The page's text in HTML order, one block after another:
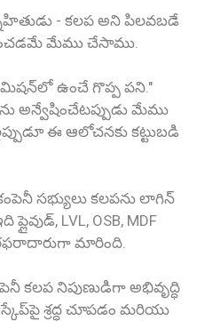
- కలప అని పిలవబడే
మేము చేసాము.
ఉంచే గొప్ప పని."
అన్వేషించేటప్పుడు మేము
ఈ ఆలోచనకు కట్టుబడి
సభ్యులు కలపను లాగిన్
LVL, OSB, MDF
మారింది.
కలప నిపుణుడిగా అభివృద్ధి
శ్రద్ధ చూపడం మరియు